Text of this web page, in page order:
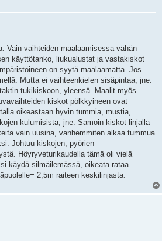
Vain vaihteiden maalaamisessa vähän
käyttötanko, liukualustat ja vastakiskot
on syytä maalaamatta. Jos
Mutta ei vaihteenkielen sisäpintaa, jne.
tukikiskoon, yleensä. Maalit myös
kiskot pölkkyineen ovat
oikeastaan hyvin tummia, mustia,
kulumisista, jne. Samoin kiskot linjalla
vain uusina, vanhemmiten alkaa tummua
Johtuu kiskojen, pyörien
Höyryveturikaudella tämä oli vielä
käydä silmäilemässä, oikeata rataa.
2,5m raiteen keskilinjasta.